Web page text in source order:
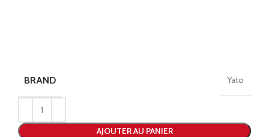
BRAND Yato
AJOUTER AU PANIER